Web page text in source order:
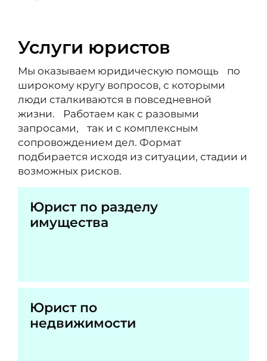
Услуги юристов
Мы оказываем юридическую помощь по
широкому кругу вопросов, с которыми
люди сталкиваются в повседневной
жизни. Работаем как с разовыми
запросами, так и с комплексным
сопровождением дел. Формат
подбирается исходя из ситуации, стадии и
возможных рисков.
Юрист по разделу
имущества
Юрист по
недвижимости